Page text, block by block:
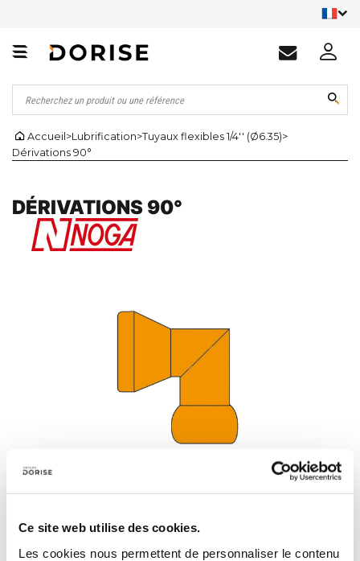
Ce site web utilise des cookies.
Les cookies nous permettent de personnaliser le contenu
Accueil >Lubrification>Tuyaux flexibles 1/4'' (Ø6.35)>
Dérivations 90°
DÉRIVATIONS 90°